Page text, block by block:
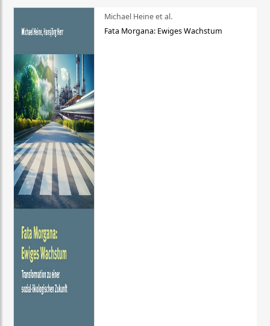
Michael Heine et al.
Fata Morgana: Ewiges Wachstum